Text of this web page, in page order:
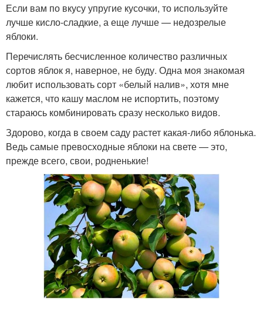
Если вам по вкусу упругие кусочки, то используйте
лучше кисло-сладкие, а еще лучше — недозрелые
яблоки.
Перечислять бесчисленное количество различных
сортов яблок я, наверное, не буду. Одна моя знакомая
любит использовать сорт «белый налив», хотя мне
кажется, что кашу маслом не испортить, поэтому
стараюсь комбинировать сразу несколько видов.
Здорово, когда в своем саду растет какая-либо яблонька.
Ведь самые превосходные яблоки на свете — это,
прежде всего, свои, родненькие!